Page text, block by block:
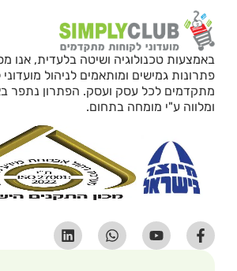
באמצעות טכנולוגיה ושיטה בלעדית, אנו
פתרונות גמישים ומותאמים לניהול
מתקדמים לכל עסק ועסק. הפתרון נתפר
ומלווה ע"י מומחה בתחום.